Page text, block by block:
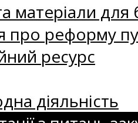
матеріали для
про реформу
ресурс
діяльність